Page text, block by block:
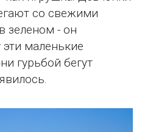
со свежими
зеленом - он
маленькие
гурьбой бегут